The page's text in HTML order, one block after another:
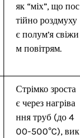
як “міх”, що пос
тійно роздмуху
є полум’я свіжи
м повітрям.
Стрімко зроста
є через нагріва
ння труб (до 4
00-500°C), вик